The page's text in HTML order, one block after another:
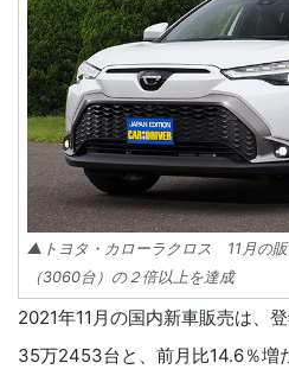
▲トヨタ・カローラクロス 11月の販
（3060台）の２倍以上を達成
2021年11月の国内新車販売は、
35万2453台と、前月比14.6％増